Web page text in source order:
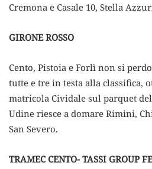
Cremona e Casale 10, Stella
GIRONE ROSSO
Cento, Pistoia e Forlì non si
tutte e tre in testa alla classifica,
matricola Cividale sul parquet
Udine riesce a domare Rimini,
San Severo.
TRAMEC CENTO- TASSI GROUP